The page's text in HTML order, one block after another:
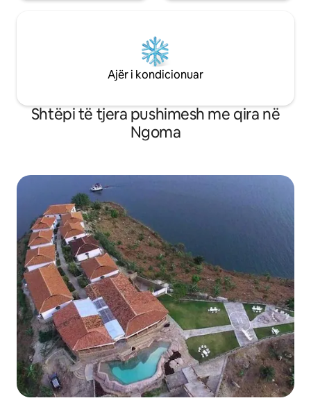
Ajër i kondicionuar
Shtëpi të tjera pushimesh me qira në
Ngoma